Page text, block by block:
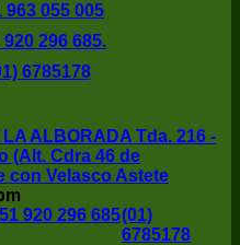
963 055 005
920 296 685.
6785178
ALBORADA Tda. 216 -
(Alt. Cdra 46 de
con Velasco Astete
920 296 685(01)
6785178